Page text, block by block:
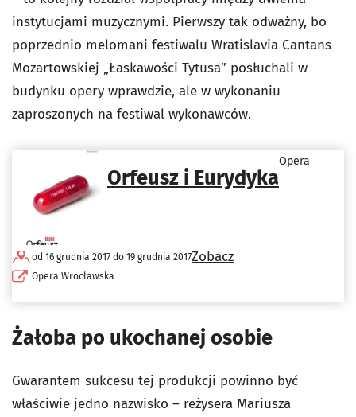
instytucjami muzycznymi. Pierwszy tak odważny, bo
poprzednio melomani festiwalu Wratislavia Cantans
Mozartowskiej „Łaskawości Tytusa” posłuchali w
budynku opery wprawdzie, ale w wykonaniu
zaproszonych na festiwal wykonawców.
Orfeusz i Eurydyka
Opera
od 16 grudnia 2017 do 19 grudnia 2017
Opera Wrocławska
Zobacz
Żałoba po ukochanej osobie
Gwarantem sukcesu tej produkcji powinno być
właściwie jedno nazwisko – reżysera Mariusza